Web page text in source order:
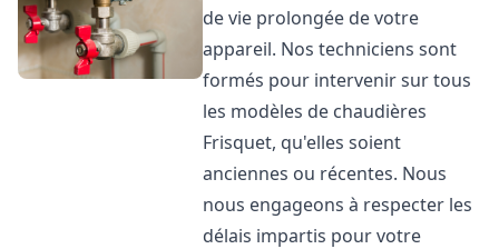
de vie prolongée de votre
appareil. Nos techniciens sont
formés pour intervenir sur tous
les modèles de chaudières
Frisquet, qu'elles soient
anciennes ou récentes. Nous
nous engageons à respecter les
délais impartis pour votre